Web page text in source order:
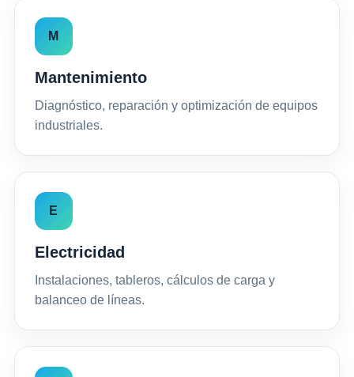
M
Mantenimiento
Diagnóstico, reparación y optimización de equipos
industriales.
E
Electricidad
Instalaciones, tableros, cálculos de carga y
balanceo de líneas.